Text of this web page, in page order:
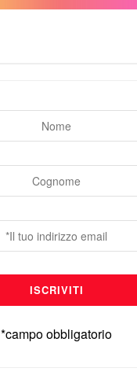
*campo obbligatorio